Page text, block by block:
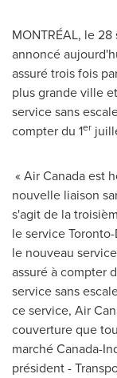
MONTRÉAL, le
annoncé
assuré trois fois
plus grande ville
service sans
compter du 1er
« Air Canada est
nouvelle liaison
s'agit de la
le serviceToronto-
le nouveau
assuré à compter
service sans
ce service, Air
couverture que
marché Canada-
président -